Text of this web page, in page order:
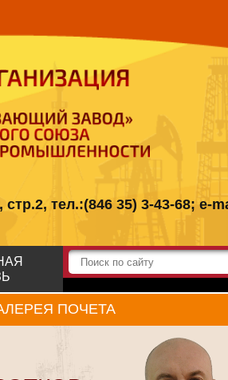
тел.:(846 35) 3-43-68; e-
ПОЧЕТА